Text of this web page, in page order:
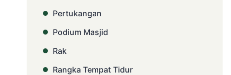
Pertukangan
Podium Masjid
Rak
Rangka Tempat Tidur